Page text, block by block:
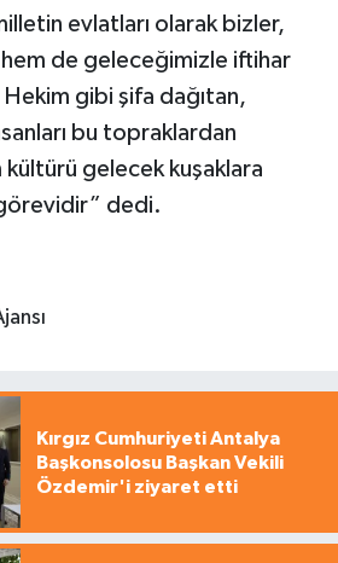
evlatları olarak bizler,
de geleceğimizle iftihar
gibi şifa dağıtan,
bu topraklardan
kültürü gelecek kuşaklara
dedi.
Kırgız Cumhuriyeti Antalya
Başkonsolosu Başkan Vekili
Özdemir'i ziyaret etti